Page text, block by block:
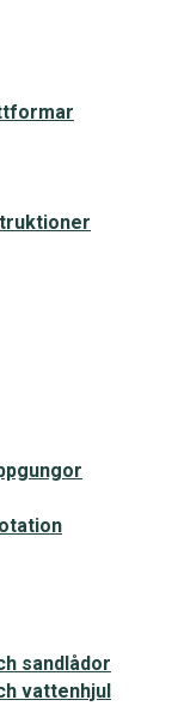
sandlådor
vattenhjul